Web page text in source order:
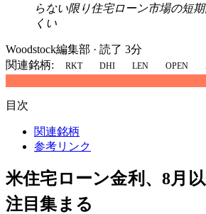
らない限り住宅ローン市場の短
くい
Woodstock編集部 · 読了 3分
関連銘柄:
RKT DHI LEN OPEN
目次
関連銘柄
参考リンク
米住宅ローン金利、8月
注目集まる